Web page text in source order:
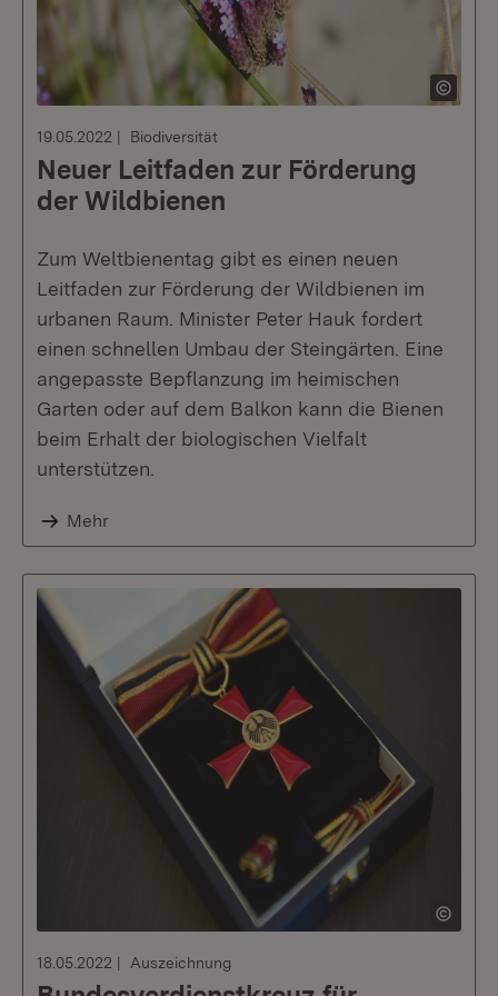
19.05.2022 Biodiversität
Neuer Leitfaden zur Förderung
der Wildbienen
Zum Weltbienentag gibt es einen neuen
Leitfaden zur Förderung der Wildbienen im
urbanen Raum. Minister Peter Hauk fordert
einen schnellen Umbau der Steingärten. Eine
angepasste Bepflanzung im heimischen
Garten oder auf dem Balkon kann die Bienen
beim Erhalt der biologischen Vielfalt
unterstützen.
Mehr
18.05.2022 Auszeichnung